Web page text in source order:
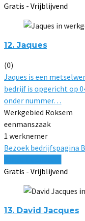
Gratis - Vrijblijvend
12. Jaques
(0)
Jaques is een
bedrijf is opgericht op
onder nummer…
Werkgebied Roksem
eenmanszaak
1 werknemer
Bezoek bedrijfspagina
Gratis - Vrijblijvend
13. David Jacques